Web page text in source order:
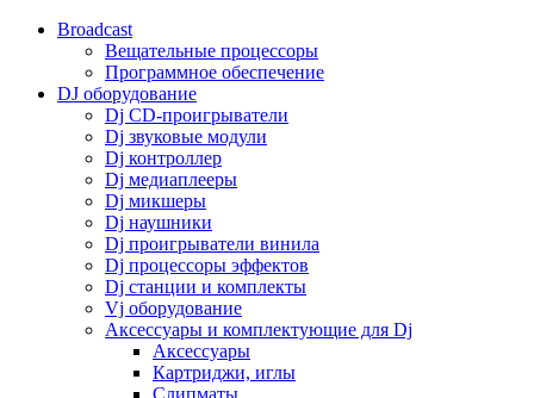
Broadcast
Вещательные процессоры
Программное обеспечение
DJ оборудование
Dj CD-проигрыватели
Dj звуковые модули
Dj контроллер
Dj медиаплееры
Dj микшеры
Dj наушники
Dj проигрыватели винила
Dj процессоры эффектов
Dj станции и комплекты
Vj оборудование
Аксессуары и комплектующие для Dj
Аксессуары
Картриджи, иглы
Слипматы